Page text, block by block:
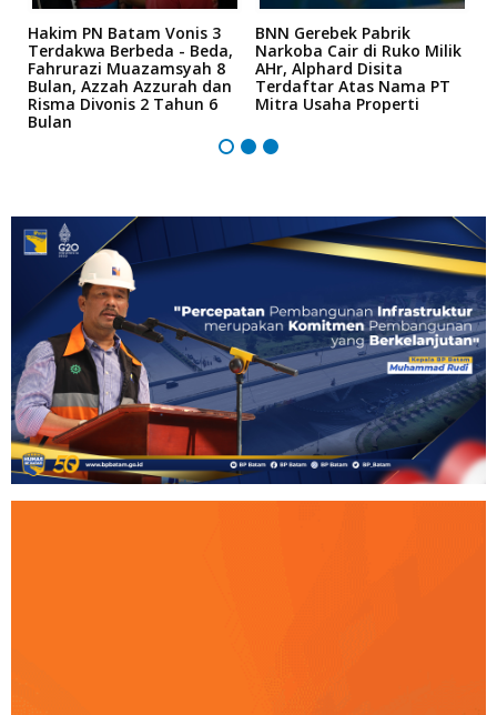
Hakim PN Batam Vonis 3
Terdakwa Berbeda - Beda,
Fahrurazi Muazamsyah 8
Bulan, Azzah Azzurah dan
Risma Divonis 2 Tahun 6
Bulan
BNN Gerebek Pabrik
Narkoba Cair di Ruko Milik
AHr, Alphard Disita
Terdaftar Atas Nama PT
Mitra Usaha Properti